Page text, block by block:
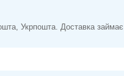
Укрпошта. Доставка